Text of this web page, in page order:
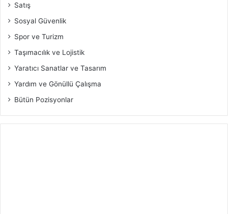
Satış
Sosyal Güvenlik
Spor ve Turizm
Taşımacılık ve Lojistik
Yaratıcı Sanatlar ve Tasarım
Yardım ve Gönüllü Çalışma
Bütün Pozisyonlar